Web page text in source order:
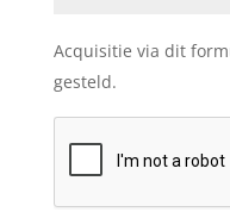
Acquisitie via dit
gesteld.